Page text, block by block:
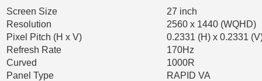
Screen Size
27 inch
Resolution
2560 x 1440 (WQHD)
Pixel Pitch (H x V)
0.2331 (H) x 0.2331
Refresh Rate
170Hz
Curved
1000R
Panel Type
RAPID VA